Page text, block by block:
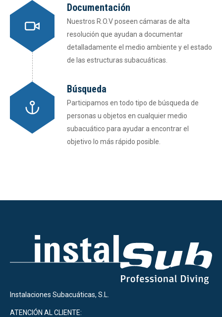
Documentación
Nuestros R.O.V poseen cámaras de alta
resolución que ayudan a documentar
detalladamente el medio ambiente y el estado
de las estructuras subacuáticas.
Búsqueda
Participamos en todo tipo de búsqueda de
personas u objetos en cualquier medio
subacuático para ayudar a encontrar el
objetivo lo más rápido posible.
Instalaciones Subacuáticas, S.L.
ATENCIÓN AL CLIENTE: